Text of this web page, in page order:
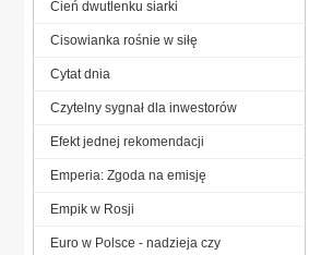
Cień dwutlenku siarki
Cisowianka rośnie w siłę
Cytat dnia
Czytelny sygnał dla inwestorów
Efekt jednej rekomendacji
Emperia: Zgoda na emisję
Empik w Rosji
Euro w Polsce - nadzieja czy